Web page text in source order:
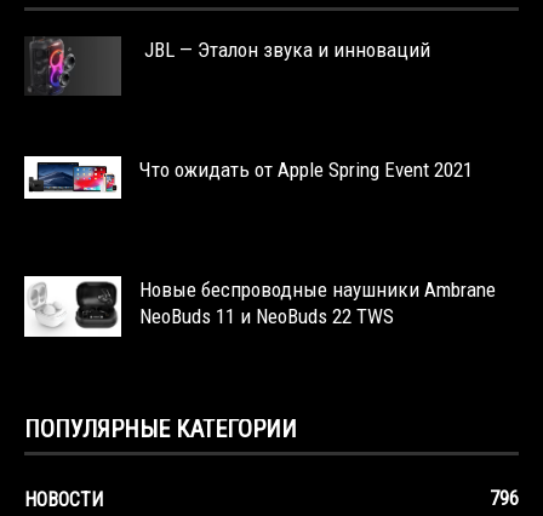
JBL — Эталон звука и инноваций
Что ожидать от Apple Spring Event 2021
Новые беспроводные наушники Ambrane
NeoBuds 11 и NeoBuds 22 TWS
ПОПУЛЯРНЫЕ КАТЕГОРИИ
НОВОСТИ
796